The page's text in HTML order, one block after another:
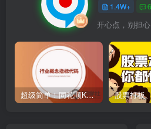
1.4W+ 6
开心点，别担
超级简单！同花顺K线界面显示行业概念指标代码图解